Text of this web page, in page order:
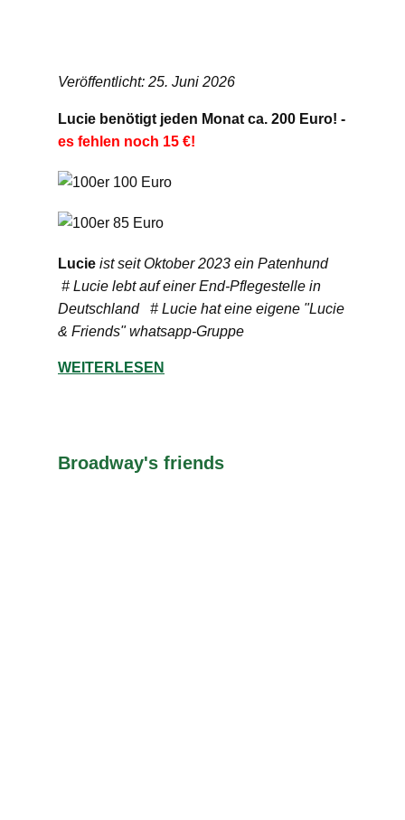
Veröffentlicht: 25. Juni 2026
Lucie benötigt jeden Monat ca. 200 Euro! -
es fehlen noch 15 €!
Lucie ist seit Oktober 2023 ein Patenhund
# Lucie lebt auf einer End-Pflegestelle in
Deutschland # Lucie hat eine eigene "Lucie
& Friends" whatsapp-Gruppe
WEITERLESEN
Broadway's friends